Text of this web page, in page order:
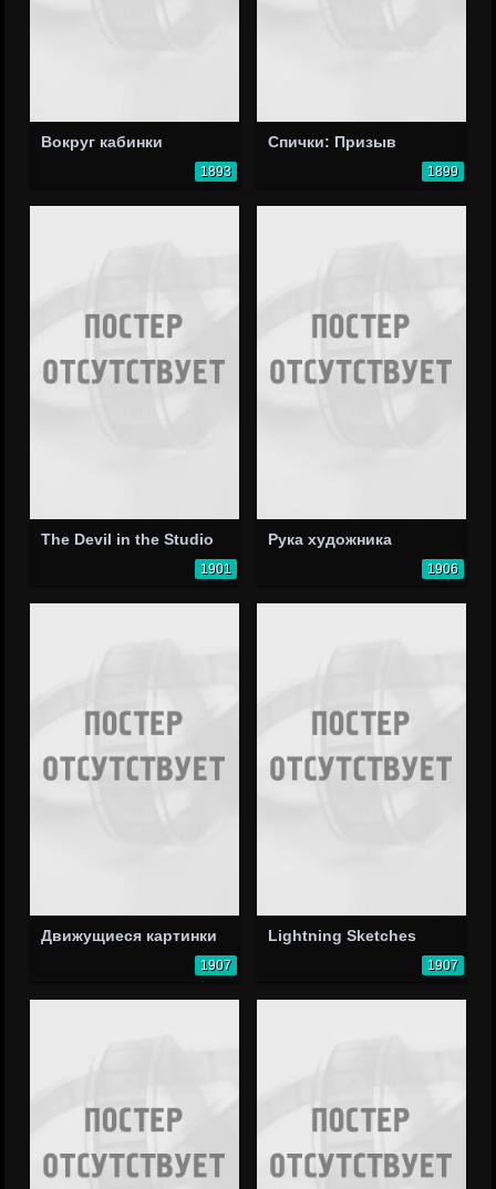
Вокруг кабинки
1893
Спички: Призыв
1899
The Devil in the Studio
1901
Рука художника
1906
Движущиеся картинки
1907
Lightning Sketches
1907